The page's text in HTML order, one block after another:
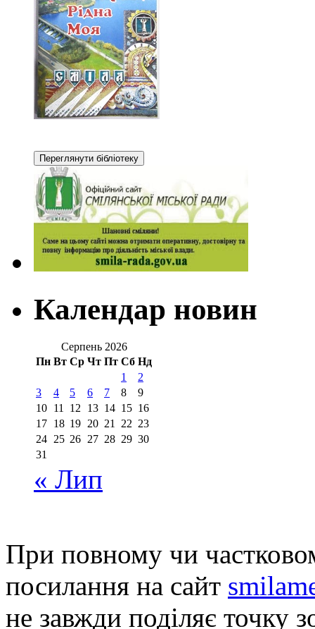
Календар новин
Серпень 2026
Пн Вт Ср Чт Пт Сб Нд
1
2
3
4 5 6 7 8
9
10 11 12 13 14 15 16
17 18 19 20 21 22 23
24 25 26 27 28 29 30
31
« Лип
При повному чи
посилання на сайт
не завжди поділяє точку